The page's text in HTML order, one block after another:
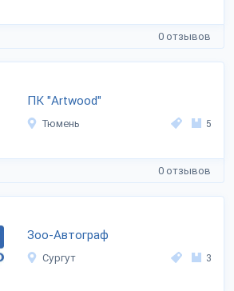
0 отзывов
ПК "Artwood"
Тюмень 5
0 отзывов
Зоо-Автограф
Сургут 3